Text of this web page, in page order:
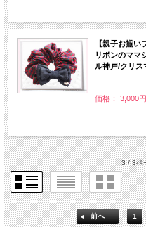
【親子お揃
リボンのママ
ル神戸/クリス
価格： 3,000
3 / 3ペ
前へ 1